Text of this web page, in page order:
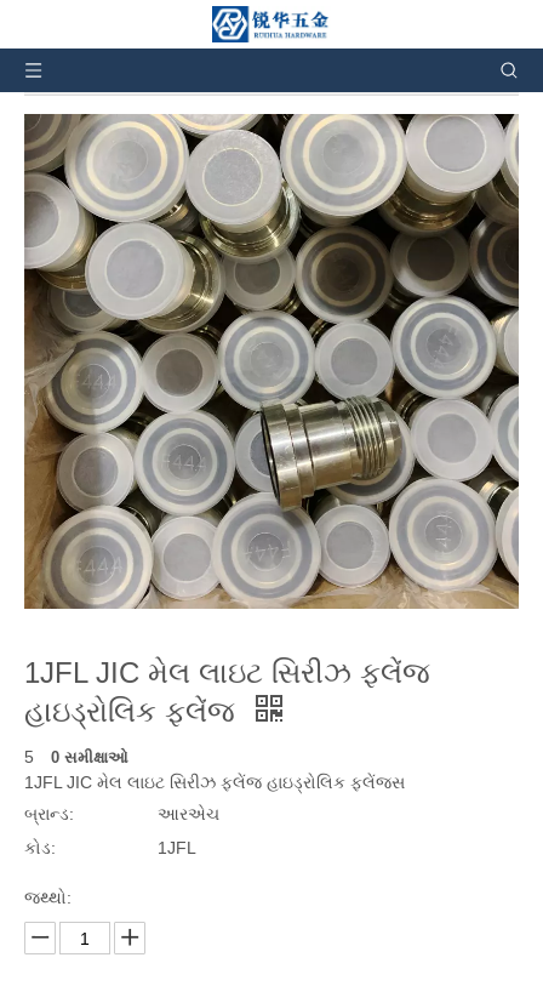
ઉત્પાદનો » SAE સ્ટાન્ડર્ડ હાઇડ્રોલિક
એડેપ્ટર્સ
1JFL JIC મેલ લાઇટ સિરીઝ ફ્લેંજ
હાઇડ્રોલિક ફ્લેંજ
5 0 સમીક્ષાઓ
1JFL JIC મેલ લાઇટ સિરીઝ ફ્લેંજ હાઇડ્રોલિક ફ્લેંજ્સ
બ્રાન્ડ:
આરએચ
કોડ:
1JFL
જથ્થો: